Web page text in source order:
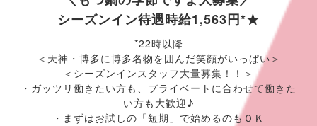
シーズンイン待遇時給1,563円*★
*22時以降
＜天神・博多に博多名物を囲んだ笑顔がいっぱい＞
＜シーズンインスタッフ大量募集！！＞
・ガッツリ働きたい方も、プライベートに合わせて働きた
い方も大歓迎♪
・まずはお試しの「短期」で始めるのもＯＫ